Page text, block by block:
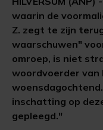
waarin de
Z. zegt te zijn
waarschuwen"
omroep, is niet
woordvoerder van
inschatting op
gepleegd."